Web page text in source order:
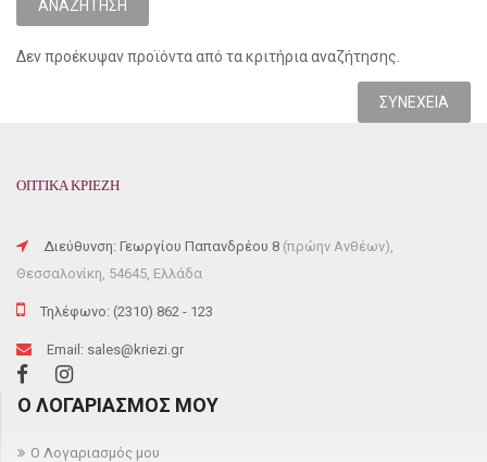
Δεν προέκυψαν προϊόντα από τα κριτήρια αναζήτησης.
ΣΥΝΈΧΕΙΑ
ΟΠΤΙΚΑ ΚΡΙΕΖΗ
Διεύθυνση: Γεωργίου Παπανδρέου 8 (πρώην Ανθέων),
Θεσσαλονίκη, 54645, Ελλάδα
Τηλέφωνο: (2310) 862 - 123
Email: sales@kriezi.gr
Ο ΛΟΓΑΡΙΑΣΜΌΣ ΜΟΥ
Ο Λογαριασμός μου